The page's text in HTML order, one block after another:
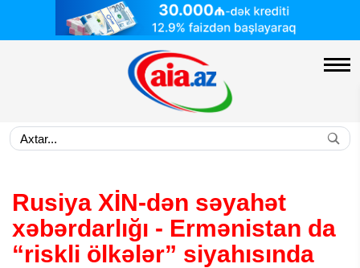
Rusiya XİN-dən səyahət
xəbərdarlığı - Ermənistan da
“riskli ölkələr” siyahısında